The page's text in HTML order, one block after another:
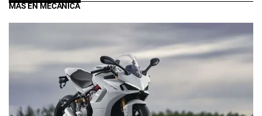
MÁS EN MECÁNICA